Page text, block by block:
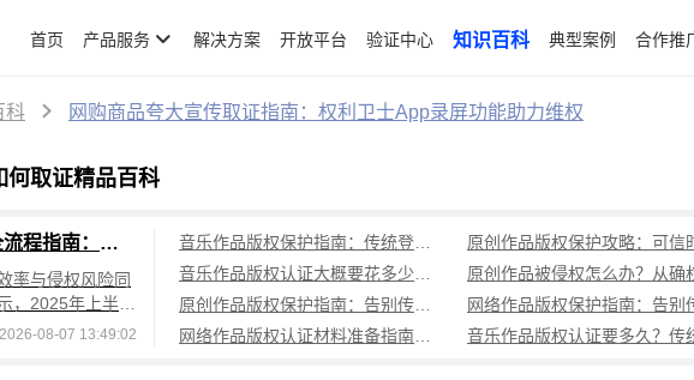
首页 产品服务 解决方案 开放平台 验证中心 知识百科 典型案例 合作推
科 网购商品夸大宣传取证指南：权利卫士App录屏功能助力维权
何取证精品百科
原创作品版权保护全流程指南：从创作到维权，可信时间戳平台操作详解
率与侵权风险同
，2025年上半年
年同期增长4
2026-08-07 13:49:02